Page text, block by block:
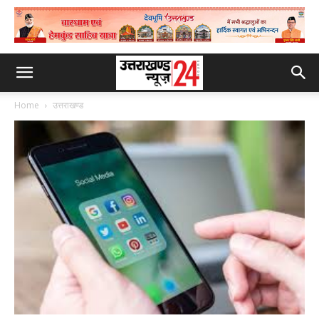
Home उत्तराखण्ड